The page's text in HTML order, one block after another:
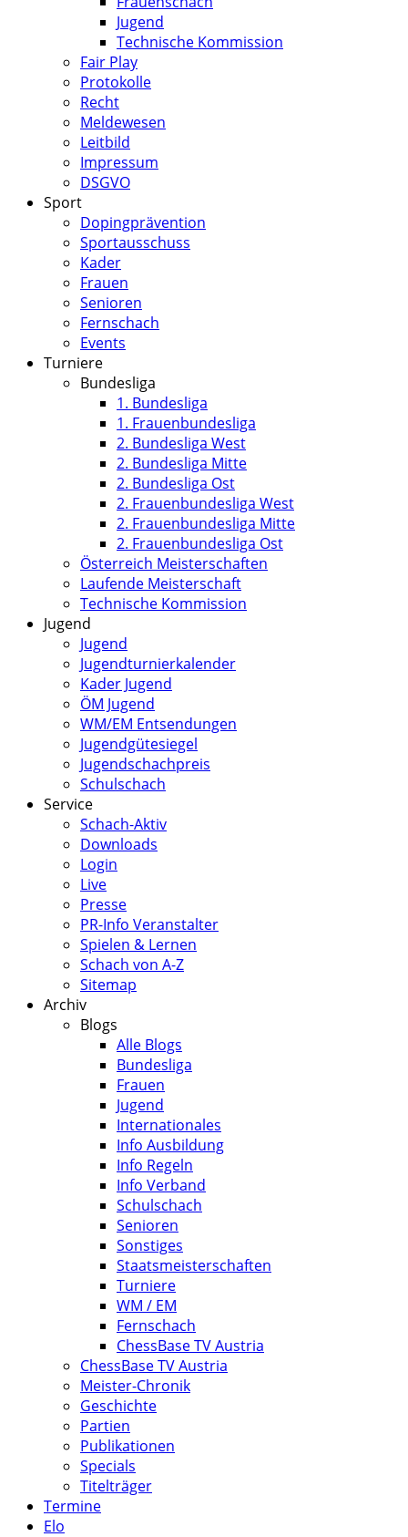
Jugend
Technische Kommission
Fair Play
Protokolle
Recht
Meldewesen
Leitbild
Impressum
DSGVO
Sport
Dopingprävention
Sportausschuss
Kader
Frauen
Senioren
Fernschach
Events
Turniere
Bundesliga
1. Bundesliga
1. Frauenbundesliga
2. Bundesliga West
2. Bundesliga Mitte
2. Bundesliga Ost
2. Frauenbundesliga West
2. Frauenbundesliga Mitte
2. Frauenbundesliga Ost
Österreich Meisterschaften
Laufende Meisterschaft
Technische Kommission
Jugend
Jugend
Jugendturnierkalender
Kader Jugend
ÖM Jugend
WM/EM Entsendungen
Jugendgütesiegel
Jugendschachpreis
Schulschach
Service
Schach-Aktiv
Downloads
Login
Live
Presse
PR-Info Veranstalter
Spielen & Lernen
Schach von A-Z
Sitemap
Archiv
Blogs
Alle Blogs
Bundesliga
Frauen
Jugend
Internationales
Info Ausbildung
Info Regeln
Info Verband
Schulschach
Senioren
Sonstiges
Staatsmeisterschaften
Turniere
WM / EM
Fernschach
ChessBase TV Austria
ChessBase TV Austria
Meister-Chronik
Geschichte
Partien
Publikationen
Specials
Titelträger
Termine
Elo